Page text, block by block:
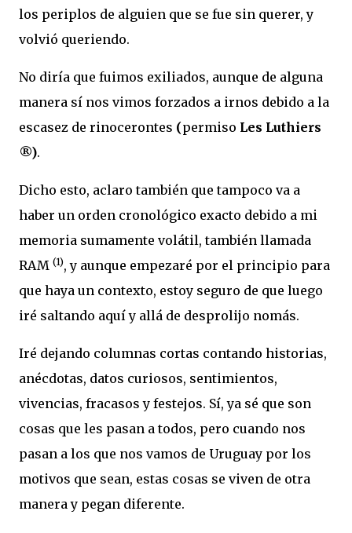
los periplos de alguien que se fue sin querer, y
volvió queriendo.
No diría que fuimos exiliados, aunque de alguna
manera sí nos vimos forzados a irnos debido a la
escasez de rinocerontes (permiso Les Luthiers
®).
Dicho esto, aclaro también que tampoco va a
haber un orden cronológico exacto debido a mi
memoria sumamente volátil, también llamada
RAM (1), y aunque empezaré por el principio para
que haya un contexto, estoy seguro de que luego
iré saltando aquí y allá de desprolijo nomás.
Iré dejando columnas cortas contando historias,
anécdotas, datos curiosos, sentimientos,
vivencias, fracasos y festejos. Sí, ya sé que son
cosas que les pasan a todos, pero cuando nos
pasan a los que nos vamos de Uruguay por los
motivos que sean, estas cosas se viven de otra
manera y pegan diferente.